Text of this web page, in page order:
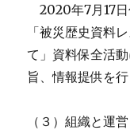
2020年7月17日
「被災歴史資料
て」資料保全活
旨、情報提供を行
（３）組織と運営